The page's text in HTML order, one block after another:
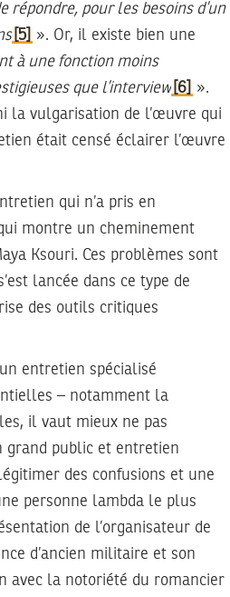
répondre, pour les besoins d’un
[5]
». Or, il existe bien une
à une fonction moins
que l’interview [6]
».
la vulgarisation de l’œuvre qui
était censé éclairer l’œuvre
qui n’a pris en
montre un cheminement
Ksouri. Ces problèmes sont
lancée dans ce type de
des outils critiques
entretien spécialisé
– notamment la
il vaut mieux ne pas
grand public et entretien
des confusions et une
personne lambda le plus
de l’organisateur de
d’ancien militaire et son
avec la notoriété du romancier